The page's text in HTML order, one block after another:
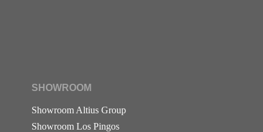
SHOWROOM
Showroom Altius Group
Showroom Los Pingos